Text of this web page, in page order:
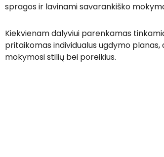
spragos ir lavinami savarankiško
Kiekvienam dalyviui parenkamas
pritaikomas individualus ugdymo planas,
mokymosi stilių bei poreikius.